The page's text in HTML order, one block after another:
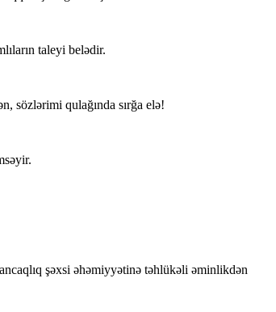
taleyi belədir.
sözlərimi qulağında sırğa elə!
şəxsi əhəmiyyətinə təhlükəli əminlikdən